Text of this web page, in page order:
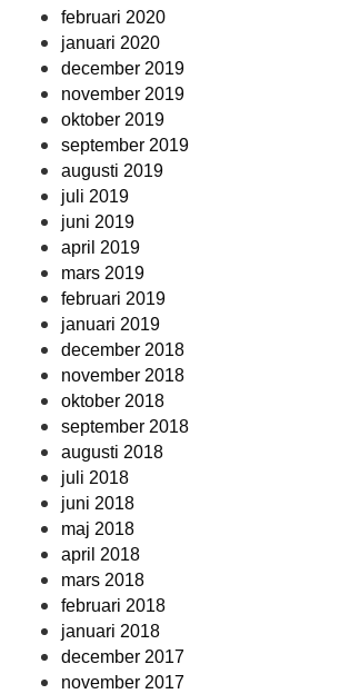
februari 2020
januari 2020
december 2019
november 2019
oktober 2019
september 2019
augusti 2019
juli 2019
juni 2019
april 2019
mars 2019
februari 2019
januari 2019
december 2018
november 2018
oktober 2018
september 2018
augusti 2018
juli 2018
juni 2018
maj 2018
april 2018
mars 2018
februari 2018
januari 2018
december 2017
november 2017